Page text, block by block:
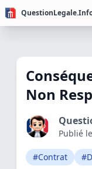
Non
Publié
#Contrat